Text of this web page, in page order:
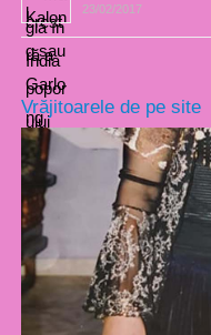
23/02/2017
Vrăjitoarele de pe site